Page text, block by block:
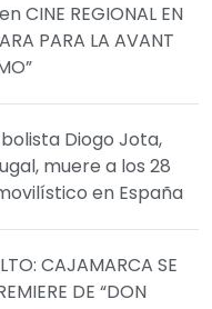
enCINE REGIONAL EN
PARA LA AVANT
Diogo Jota,
muere a los 28
en España
CAJAMARCA SE
DE “DON